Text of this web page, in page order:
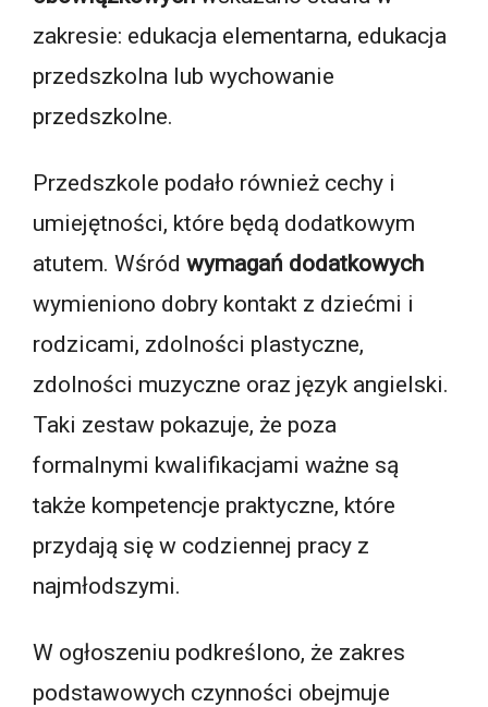
zakresie: edukacja elementarna, edukacja
przedszkolna lub wychowanie
przedszkolne.
Przedszkole podało również cechy i
umiejętności, które będą dodatkowym
atutem. Wśród wymagań dodatkowych
wymieniono dobry kontakt z dziećmi i
rodzicami, zdolności plastyczne,
zdolności muzyczne oraz język angielski.
Taki zestaw pokazuje, że poza
formalnymi kwalifikacjami ważne są
także kompetencje praktyczne, które
przydają się w codziennej pracy z
najmłodszymi.
W ogłoszeniu podkreślono, że zakres
podstawowych czynności obejmuje